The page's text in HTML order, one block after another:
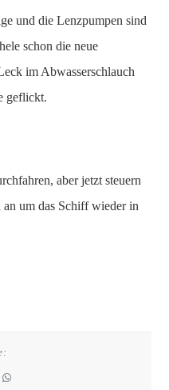
und die Lenzpumpen sind
schon die neue
im Abwasserschlauch
geflickt.
aber jetzt steuern
um das Schiff wieder in